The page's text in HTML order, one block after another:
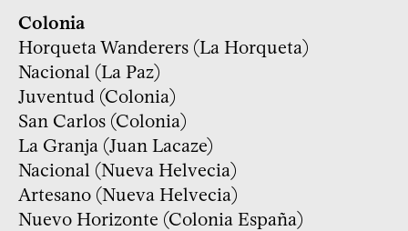
Colonia
Horqueta Wanderers (La Horqueta)
Nacional (La Paz)
Juventud (Colonia)
San Carlos (Colonia)
La Granja (Juan Lacaze)
Nacional (Nueva Helvecia)
Artesano (Nueva Helvecia)
Nuevo Horizonte (Colonia España)